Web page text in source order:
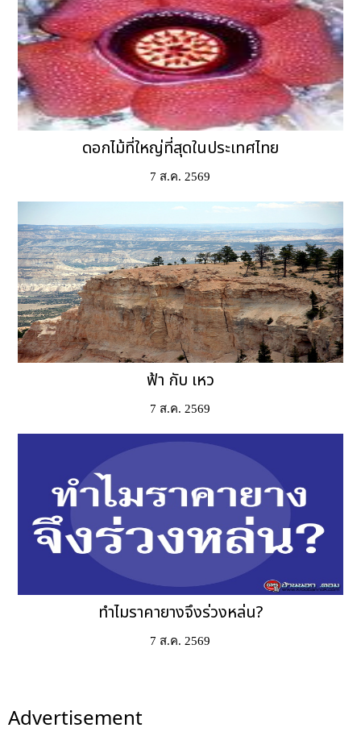
ดอกไม้ที่ใหญ่ที่สุดในประเทศไทย
7 ส.ค. 2569
ฟ้า กับ เหว
7 ส.ค. 2569
ทำไมราคายางจึงร่วงหล่น?
7 ส.ค. 2569
Advertisement